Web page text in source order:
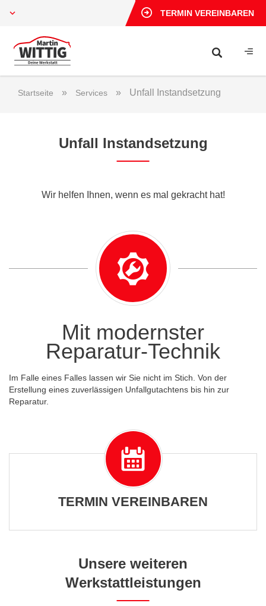
TERMIN VEREINBAREN
Startseite » Services » Unfall Instandsetzung
Unfall Instandsetzung
Wir helfen Ihnen, wenn es mal gekracht hat!
Mit modernster
Reparatur-Technik
Im Falle eines Falles lassen wir Sie nicht im Stich. Von der
Erstellung eines zuverlässigen Unfallgutachtens bis hin zur
Reparatur.
TERMIN VEREINBAREN
Unsere weiteren
Werkstattleistungen